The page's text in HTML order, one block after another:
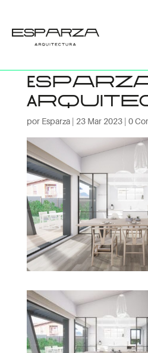
Vivienda
por Esparza| 23 Mar 2023| 0